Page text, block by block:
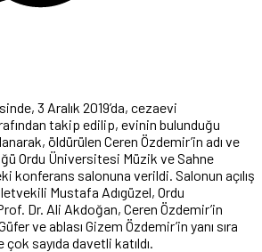
3 Aralık 2019’da, cezaevi
takip edilip, evinin bulunduğu
öldürülen Ceren Özdemir’in adı ve
Ordu Üniversitesi Müzik ve Sahne
konferans salonuna verildi. Salonun açılış
Mustafa Adıgüzel, Ordu
Dr. Ali Akdoğan, Ceren Özdemir’in
ve ablası Gizem Özdemir’in yanı sıra
sayıda davetli katıldı.